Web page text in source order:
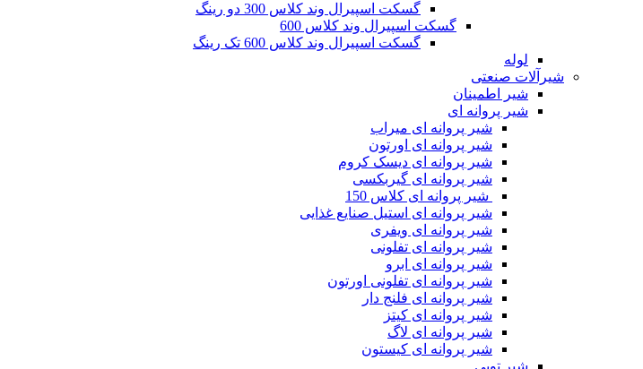
گسکت اسپیرال وند کلاس 300 دو رینگ
گسکت اسپیرال وند کلاس 600
گسکت اسپیرال وند کلاس 600 تک رینگ
لوله
شیرآلات صنعتی
شیر اطمینان
شیر پروانه ای
شیر پروانه ای میراب
شیر پروانه ای اورتون
شیر پروانه ای دیسک کروم
شیر پروانه ای گیربکسی
شیر پروانه ای کلاس 150
شیر پروانه ای استیل صنایع غذایی
شیر پروانه ای ویفری
شیر پروانه ای تفلونی
شیر پروانه ای ابرو
شیر پروانه ای تفلونی اورتون
شیر پروانه ای فلنج دار
شیر پروانه ای کیتز
شیر پروانه ای لاگ
شیر پروانه ای کیستون
شیر توپی